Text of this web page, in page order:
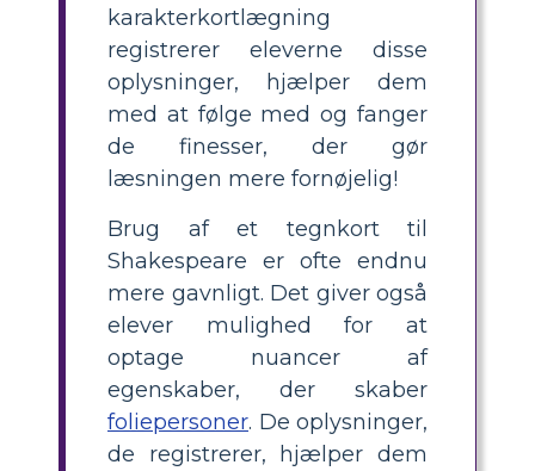
karakterkortlægning
registrerer eleverne disse
oplysninger, hjælper dem
med at følge med og fanger
de finesser, der gør
læsningen mere fornøjelig!
Brug af et tegnkort til
Shakespeare er ofte endnu
mere gavnligt. Det giver også
elever mulighed for at
optage nuancer af
egenskaber, der skaber
foliepersoner. De oplysninger,
de registrerer, hjælper dem